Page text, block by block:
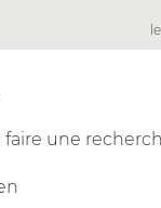
faire une